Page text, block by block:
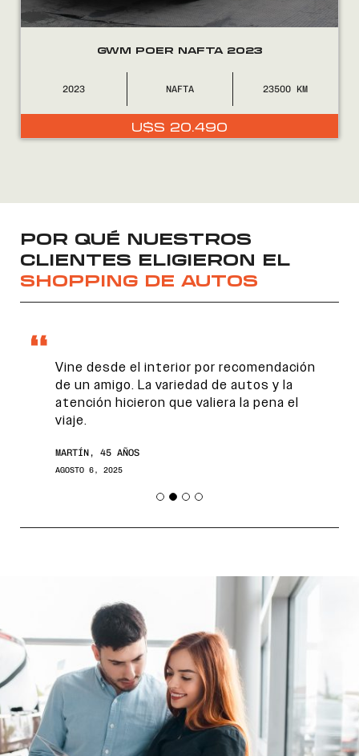
0800
Encontranos en
GWM POER NAFTA 2023
2023 NAFTA 23500
U$S 20.490
POR QUÉ NUESTROS
CLIENTES ELIGIERON EL
SHOPPING DE AUTOS
Vine desde el interior por recomendación
de un amigo. La variedad de autos y la
atención hicieron que valiera la pena el
viaje.
MARTÍN, 45 AÑOS
AGOSTO 6, 2025